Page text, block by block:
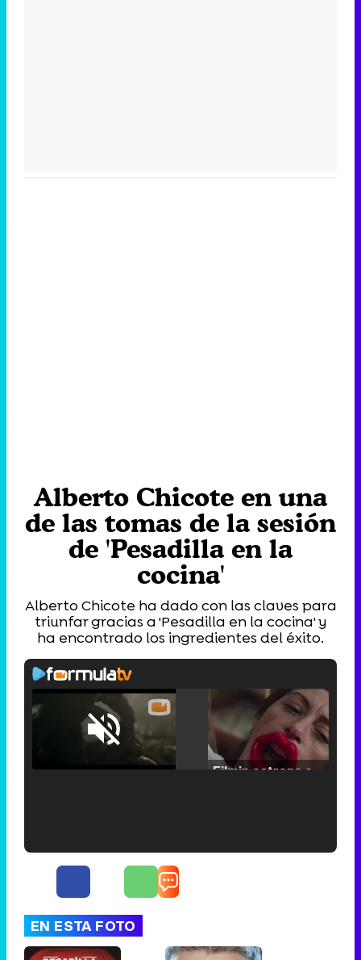
Alberto Chicote en una
de las tomas de la sesión
de 'Pesadilla en la
cocina'
Alberto Chicote ha dado con las claves para
triunfar gracias a 'Pesadilla en la cocina' y
ha encontrado los ingredientes del éxito.
Unmute /
EN ESTA FOTO